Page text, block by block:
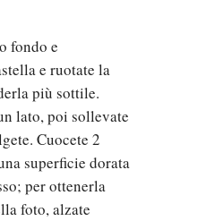
fondo e
e ruotate la
più sottile.
lato, poi sollevate
Cuocete 2
superficie dorata
per ottenerla
foto, alzate